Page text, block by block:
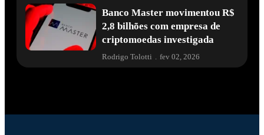
Banco Master movimentou R$
2,8 bilhões com empresa de
criptomoedas investigada
Rodrigo Tolotti fev 02, 2026